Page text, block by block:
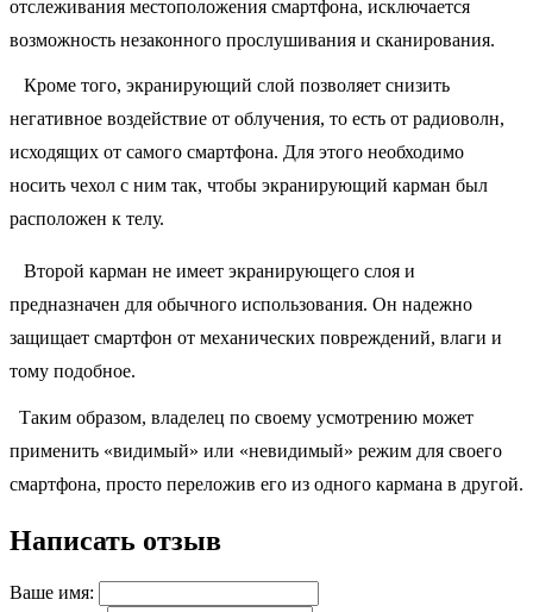
отслеживания местоположения смартфона, исключается
возможность незаконного прослушивания и сканирования.
Кроме того, экранирующий слой позволяет снизить
негативное воздействие от облучения, то есть от радиоволн,
исходящих от самого смартфона. Для этого необходимо
носить чехол с ним так, чтобы экранирующий карман был
расположен к телу.
Второй карман не имеет экранирующего слоя и
предназначен для обычного использования. Он надежно
защищает смартфон от механических повреждений, влаги и
тому подобное.
Таким образом, владелец по своему усмотрению может
применить «видимый» или «невидимый» режим для своего
смартфона, просто переложив его из одного кармана в другой.
Написать отзыв
Ваше имя: